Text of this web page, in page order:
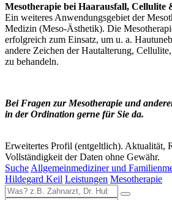
Mesotherapie bei Haarausfall, Cellulite
Ein weiteres Anwendungsgebiet der
Medizin (Meso-Ästhetik). Die
erfolgreich zum Einsatz, um u. a.
andere Zeichen der Hautalterung,
zu behandeln.
Bei Fragen zur Mesotherapie und
in der Ordination gerne für Sie da.
Erweitertes Profil (entgeltlich). Aktualität,
Vollständigkeit der Daten ohne Gewähr.
Suche Allgemeinmediziner und
Hildegard Keil Leistungen Mesotherapie